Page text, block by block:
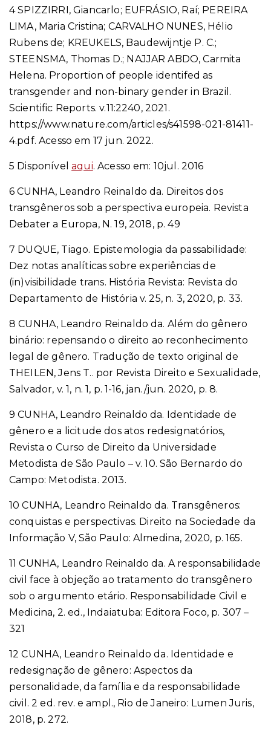
4 SPIZZIRRI, Giancarlo; EUFRÁSIO, Raí; PEREIRA
LIMA, Maria Cristina; CARVALHO NUNES, Hélio
Rubens de; KREUKELS, Baudewijntje P. C.;
STEENSMA, Thomas D.; NAJJAR ABDO, Carmita
Helena. Proportion of people identifed as
transgender and non-binary gender in Brazil.
Scientific Reports. v.11:2240, 2021.
https://www.nature.com/articles/s41598-021-81411-
4.pdf. Acesso em 17 jun. 2022.
5 Disponívelaqui. Acesso em: 10jul. 2016
6 CUNHA, Leandro Reinaldo da. Direitos dos
transgêneros sob a perspectiva europeia. Revista
Debater a Europa, N. 19, 2018, p. 49
7 DUQUE, Tiago. Epistemologia da passabilidade:
Dez notas analíticas sobre experiências de
(in)visibilidade trans. História Revista: Revista do
Departamento de História v. 25, n. 3, 2020, p. 33.
8 CUNHA, Leandro Reinaldo da. Além do gênero
binário: repensando o direito ao reconhecimento
legal de gênero. Tradução de texto original de
THEILEN, Jens T.. por Revista Direito e Sexualidade,
Salvador, v. 1, n. 1, p. 1-16, jan./jun. 2020, p. 8.
9 CUNHA, Leandro Reinaldo da. Identidade de
gênero e a licitude dos atos redesignatórios,
Revista o Curso de Direito da Universidade
Metodista de São Paulo – v. 10. São Bernardo do
Campo: Metodista. 2013.
10 CUNHA, Leandro Reinaldo da. Transgêneros:
conquistas e perspectivas. Direito na Sociedade da
Informação V, São Paulo: Almedina, 2020, p. 165.
11 CUNHA, Leandro Reinaldo da. A responsabilidade
civil face à objeção ao tratamento do transgênero
sob o argumento etário. Responsabilidade Civil e
Medicina, 2. ed., Indaiatuba: Editora Foco, p. 307 –
321
12 CUNHA, Leandro Reinaldo da. Identidade e
redesignação de gênero: Aspectos da
personalidade, da família e da responsabilidade
civil. 2 ed. rev. e ampl., Rio de Janeiro: Lumen Juris,
2018, p. 272.